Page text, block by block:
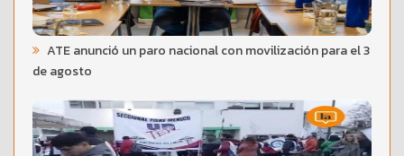
ATE anunció un paro nacional con movilización para el 3
de agosto